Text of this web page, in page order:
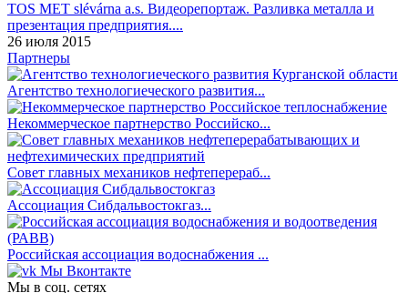
TOS MET slévárna a.s. Видеорепортаж. Разливка металла и
презентация предприятия....
26 июля 2015
Партнеры
Агентство технологиеческого развития...
Некоммерческое партнерство Российско...
Совет главных механиков нефтеперераб...
Ассоциация Сибдальвостокгаз...
Российская ассоциация водоснабжения ...
Мы Вконтакте
Мы в соц. сетях